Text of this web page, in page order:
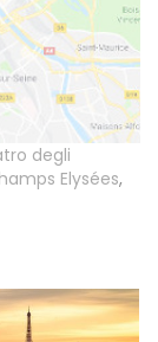
degli
Elysées,